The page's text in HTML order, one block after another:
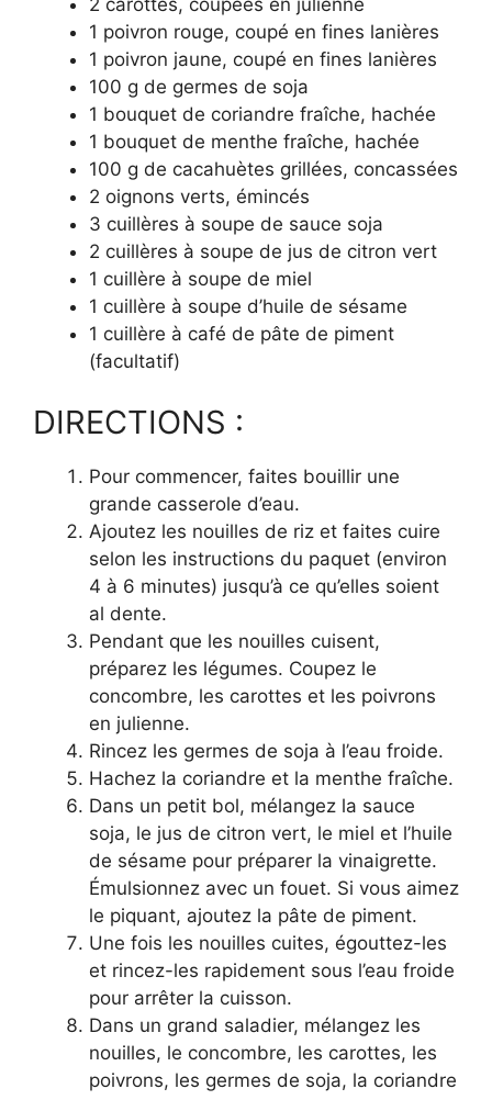
2 carottes, coupées en julienne
1 poivron rouge, coupé en fines lanières
1 poivron jaune, coupé en fines lanières
100 g de germes de soja
1 bouquet de coriandre fraîche, hachée
1 bouquet de menthe fraîche, hachée
100 g de cacahuètes grillées, concassées
2 oignons verts, émincés
3 cuillères à soupe de sauce soja
2 cuillères à soupe de jus de citron vert
1 cuillère à soupe de miel
1 cuillère à soupe d’huile de sésame
1 cuillère à café de pâte de piment
(facultatif)
DIRECTIONS :
Pour commencer, faites bouillir une
grande casserole d’eau.
Ajoutez les nouilles de riz et faites cuire
selon les instructions du paquet (environ
4 à 6 minutes) jusqu’à ce qu’elles soient
al dente.
Pendant que les nouilles cuisent,
préparez les légumes. Coupez le
concombre, les carottes et les poivrons
en julienne.
Rincez les germes de soja à l’eau froide.
Hachez la coriandre et la menthe fraîche.
Dans un petit bol, mélangez la sauce
soja, le jus de citron vert, le miel et l’huile
de sésame pour préparer la vinaigrette.
Émulsionnez avec un fouet. Si vous aimez
le piquant, ajoutez la pâte de piment.
Une fois les nouilles cuites, égouttez-les
et rincez-les rapidement sous l’eau froide
pour arrêter la cuisson.
Dans un grand saladier, mélangez les
nouilles, le concombre, les carottes, les
poivrons, les germes de soja, la coriandre